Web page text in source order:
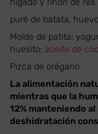
puré de batata,
Molde de patita:
huesito: aceite de
Pizca de orégano.
La alimentación
mientras que la
12% manteniendo
deshidratación